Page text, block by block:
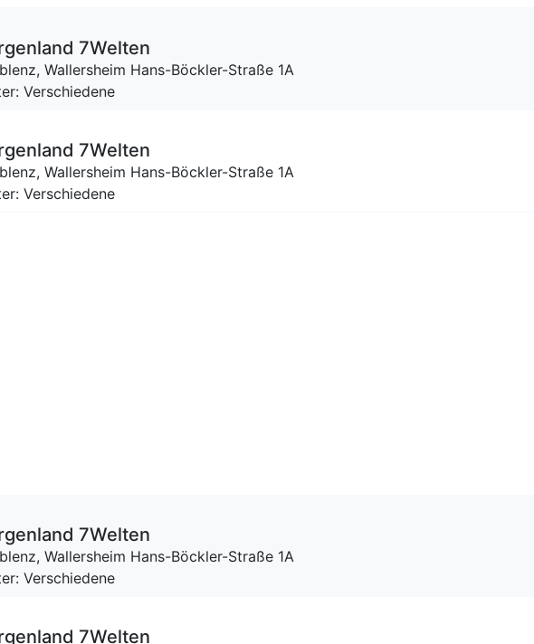
7Welten
Wallersheim Hans-Böckler-Straße 1A
Verschiedene
7Welten
Wallersheim Hans-Böckler-Straße 1A
Verschiedene
7Welten
Wallersheim Hans-Böckler-Straße 1A
Verschiedene
7Welten